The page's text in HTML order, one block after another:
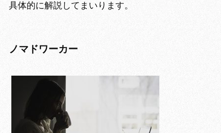
具体的に解説してまいります。
ノマドワーカー